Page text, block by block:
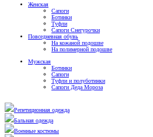
Женская
Сапоги
Ботинки
Туфли
Сапоги Снегурочки
Повседневная обувь
На кожаной подошве
На полимерной подошве
Мужская
Ботинки
Сапоги
Туфли и полуботинки
Сапоги Деда Мороза
Репетиционная одежда
Бальная одежда
Военные костюмы